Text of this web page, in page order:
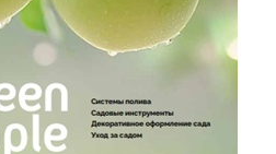
ПОДВЕСНЫЕ ЛОФТ
СВЕТИЛЬНИКИ
ПОРТАТИВНЫЕ СОЛНЕЧНЫЕ
ЭЛЕКТРОСТАНЦИИ